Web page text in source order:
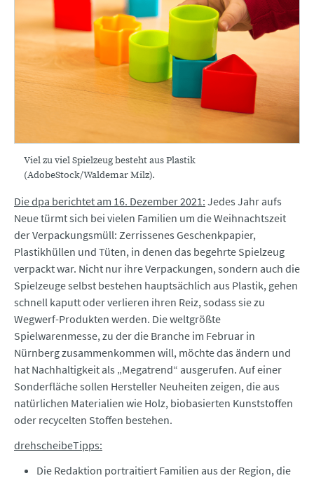
Viel zu viel Spielzeug besteht aus Plastik
(AdobeStock/Waldemar Milz).
Die dpa berichtet am 16. Dezember 2021: Jedes Jahr aufs
Neue türmt sich bei vielen Familien um die Weihnachtszeit
der Verpackungsmüll: Zerrissenes Geschenkpapier,
Plastikhüllen und Tüten, in denen das begehrte Spielzeug
verpackt war. Nicht nur ihre Verpackungen, sondern auch die
Spielzeuge selbst bestehen hauptsächlich aus Plastik, gehen
schnell kaputt oder verlieren ihren Reiz, sodass sie zu
Wegwerf-Produkten werden. Die weltgrößte
Spielwarenmesse, zu der die Branche im Februar in
Nürnberg zusammenkommen will, möchte das ändern und
hat Nachhaltigkeit als „Megatrend“ ausgerufen. Auf einer
Sonderfläche sollen Hersteller Neuheiten zeigen, die aus
natürlichen Materialien wie Holz, biobasierten Kunststoffen
oder recycelten Stoffen bestehen.
drehscheibeTipps:
Die Redaktion portraitiert Familien aus der Region, die